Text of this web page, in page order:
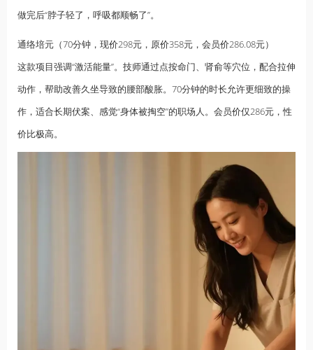
做完后“脖子轻了，呼吸都顺畅了”。
通络培元（70分钟，现价298元，原价358元，会员价286.08元）
这款项目强调“激活能量”。技师通过点按命门、肾俞等穴位，配合拉伸
动作，帮助改善久坐导致的腰部酸胀。70分钟的时长允许更细致的操
作，适合长期伏案、感觉“身体被掏空”的职场人。会员价仅286元，性
价比极高。